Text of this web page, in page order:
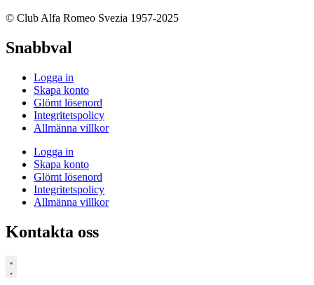
© Club Alfa Romeo Svezia 1957-2025
Snabbval
Logga in
Skapa konto
Glömt lösenord
Integritetspolicy
Allmänna villkor
Logga in
Skapa konto
Glömt lösenord
Integritetspolicy
Allmänna villkor
Kontakta oss